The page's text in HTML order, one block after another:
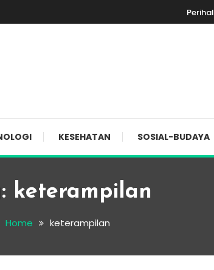
Perihal
KESEHATAN SOSIAL-BUDAYA
keterampilan
Home keterampilan